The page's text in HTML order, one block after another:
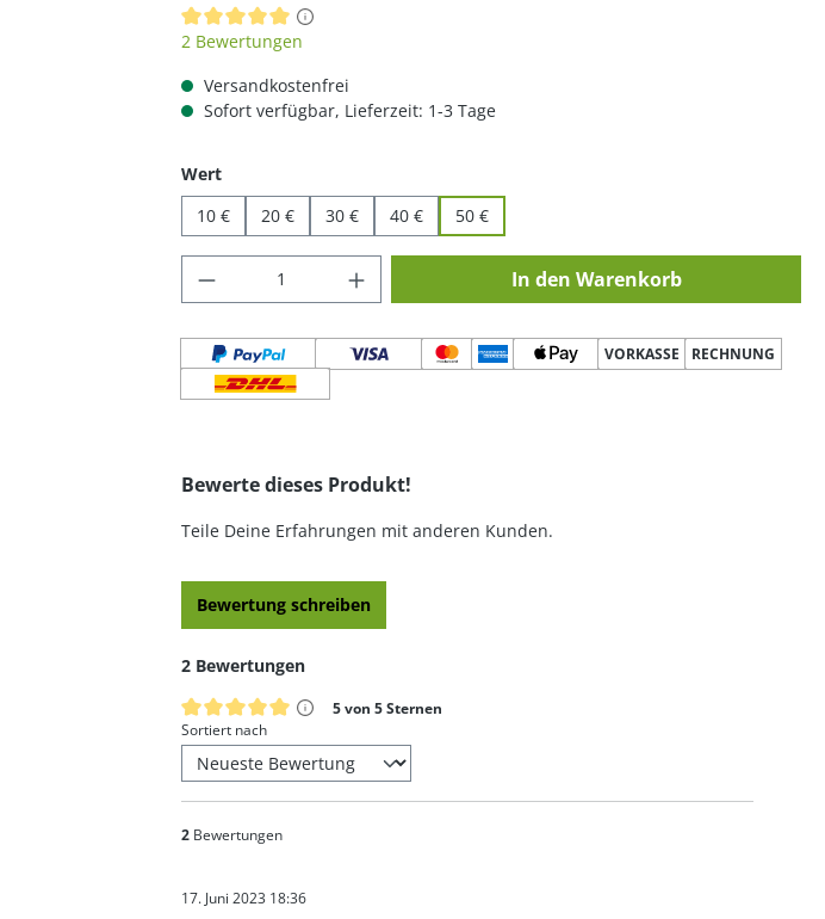
Durchschnittliche Bewertung von 5 von 5 Sternen
2 Bewertungen
Versandkostenfrei
Sofort verfügbar, Lieferzeit: 1-3 Tage
Wertauswählen
10 €
20 € 30 € 40 € 50 €
Produkt Anzahl: Gib den gewünschten Wert
In den Warenkorb
VORKASSE RECHNUNG
Bewerte dieses Produkt!
Teile Deine Erfahrungen mit anderen Kunden.
Bewertung schreiben
2 Bewertungen
Durchschnittliche Bewertung von 5 von 5 Sternen
5 von 5 Sternen
Sortiert nach
2 Bewertungen
17. Juni 2023 18:36